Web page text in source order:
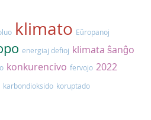
klimato Eŭropanoj
energiaj defioj klimata ŝanĝo
konkurencivo fervojo 2022
karbondioksido koruptado